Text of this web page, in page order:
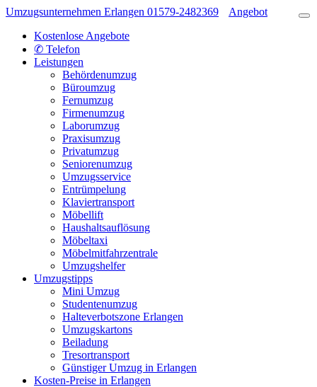
Umzugsunternehmen Erlangen 01579-2482369
Angebot
Kostenlose Angebote
✆ Telefon
Leistungen
Behördenumzug
Büroumzug
Fernumzug
Firmenumzug
Laborumzug
Praxisumzug
Privatumzug
Seniorenumzug
Umzugsservice
Entrümpelung
Klaviertransport
Möbellift
Haushaltsauflösung
Möbeltaxi
Möbelmitfahrzentrale
Umzugshelfer
Umzugstipps
Mini Umzug
Studentenumzug
Halteverbotszone Erlangen
Umzugskartons
Beiladung
Tresortransport
Günstiger Umzug in Erlangen
Kosten-Preise in Erlangen